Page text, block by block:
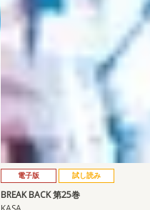
電子版 試し読み
BREAK BACK 第25巻